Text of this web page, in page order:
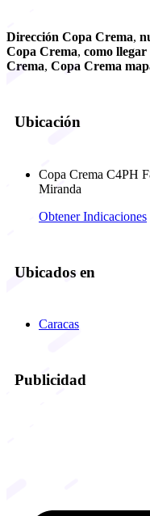
Dirección Copa Crema,
Copa Crema, como
Crema, Copa Crema
Ubicación
Copa Crema C4PH
Miranda
Obtener Indicaciones
Ubicados en
Caracas
Publicidad